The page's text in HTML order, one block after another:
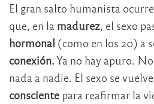
El gran salto humanista
que, en la madurez, el sexo
hormonal (como en los 20) a
conexión.Ya no hay apuro.
nada a nadie. El sexo se
consciente para reafirmar la